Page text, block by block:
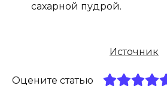
сахарной пудрой.
Источник
Оцените статью